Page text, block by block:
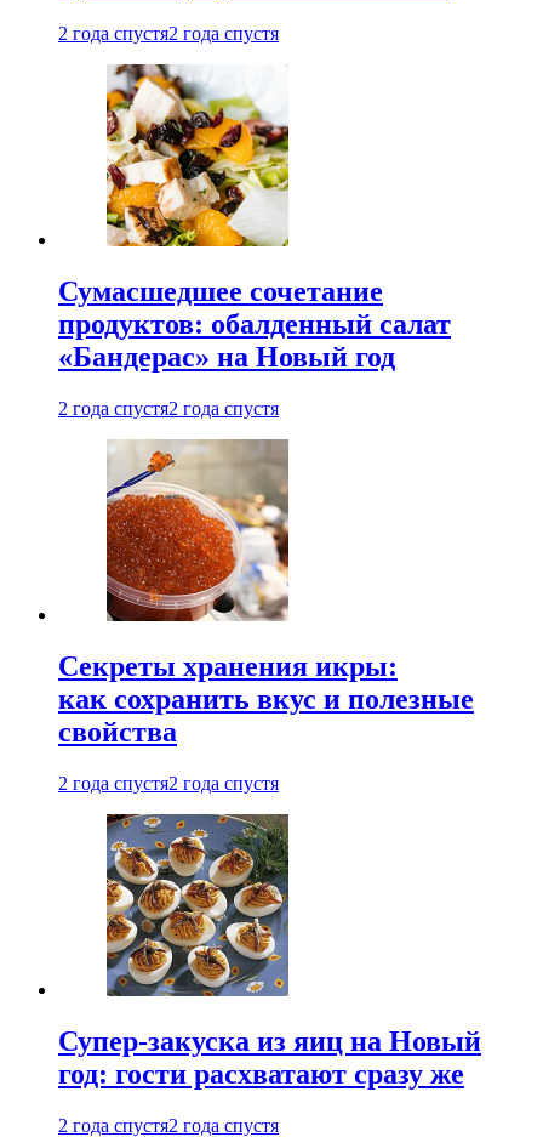
2 года спустя2 года спустя
Сумасшедшее сочетание
продуктов: обалденный салат
«Бандерас» на Новый год
2 года спустя2 года спустя
Секреты хранения икры:
как сохранить вкус и полезные
свойства
2 года спустя2 года спустя
Супер-закуска из яиц на Новый
год: гости расхватают сразу же
2 года спустя2 года спустя